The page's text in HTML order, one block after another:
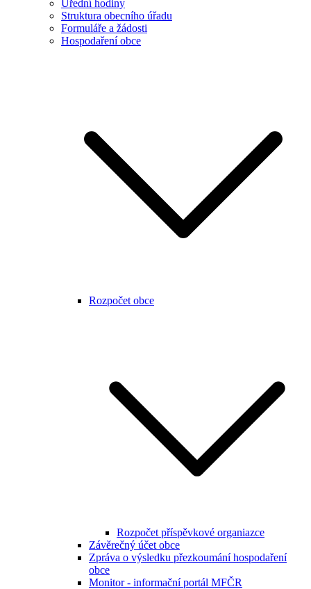
Úřední hodiny
Struktura obecního úřadu
Formuláře a žádosti
Hospodaření obce
Rozpočet obce
Rozpočet příspěvkové organiazce
Závěrečný účet obce
Zpráva o výsledku přezkoumání hospodaření
obce
Monitor - informační portál MFČR